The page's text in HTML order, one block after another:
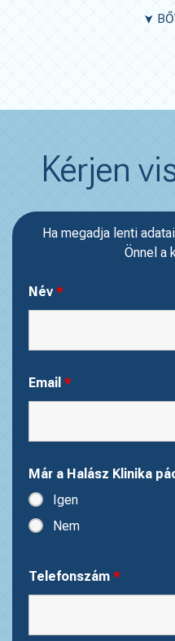
➤
Kérjen
Ha megadja lenti
Önnel a
Név *
Email *
Már a Halász Klinika
Igen
Nem
Telefonszám *